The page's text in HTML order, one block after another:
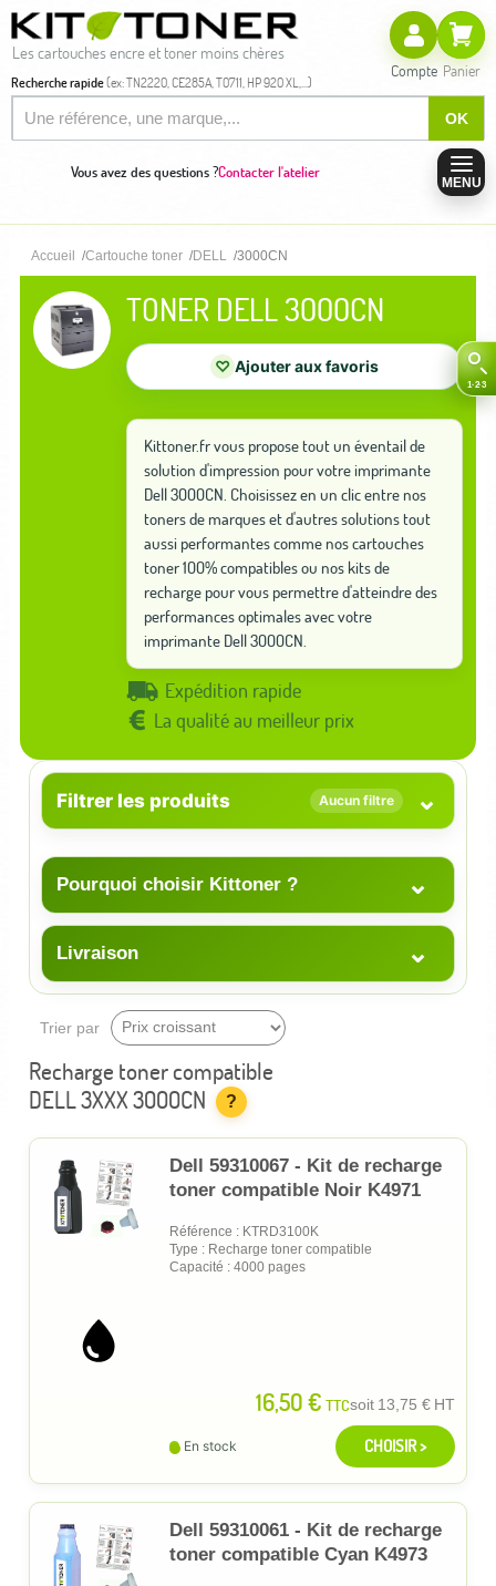
Les cartouches encre et toner moins chères
Recherche rapide(ex: TN2220, CE285A, T0711, HP 920 XL,...)
OK
Compte Panier
Vous avez des questions ?Contacter l'atelier
MENU
Accueil Cartouche toner DELL 3000CN
TONER DELL 3000CN
♡ Ajouter aux favoris
Kittoner.fr vous propose tout un éventail de
solution d'impression pour votre imprimante
Dell 3000CN. Choisissez en un clic entre nos
toners de marques et d'autres solutions tout
aussi performantes comme nos cartouches
toner 100% compatibles ou nos kits de
recharge pour vous permettre d'atteindre des
performances optimales avec votre
imprimante Dell 3000CN.
Expédition rapide
La qualité au meilleur prix
Filtrer les produits Aucun filtre ⌄
Pourquoi choisir Kittoner ? ⌄
Livraison ⌄
Trier par
Recharge toner compatible
DELL 3XXX 3000CN
?
Dell 59310067 - Kit de recharge
toner compatible Noir K4971
Référence : KTRD3100K
Type : Recharge toner compatible
Capacité : 4000 pages
16,50 € TTCsoit 13,75 € HT
En stock CHOISIR >
Dell 59310061 - Kit de recharge
toner compatible Cyan K4973